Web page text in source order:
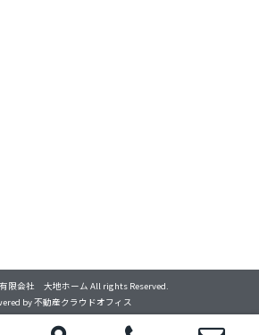
限会社 大地ホーム All rights Reserved.
by 不動産クラウドオフィス